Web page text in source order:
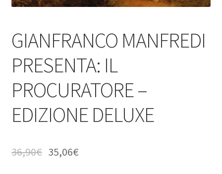
GIANFRANCO MANFREDI
PRESENTA: IL
PROCURATORE –
EDIZIONE DELUXE
36,90€ 35,06€